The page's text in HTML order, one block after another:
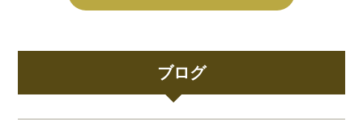
ブログ